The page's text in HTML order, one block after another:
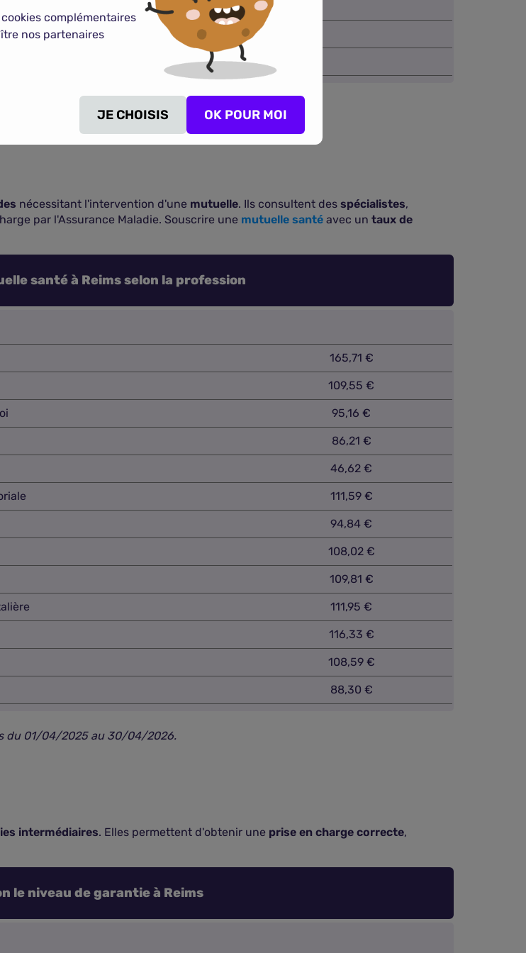
117,78 €
136,82 €
168,76 €
du 01/04/2025 au 30/04/2026.
nécessitant l'intervention d'une mutuelle. Ils consultent des spécialistes,
par l'Assurance Maladie. Souscrire une mutuelle santé avec un taux de
santé à Reims selon la profession
165,71 €
109,55 €
95,16 €
86,21 €
46,62 €
111,59 €
94,84 €
108,02 €
109,81 €
111,95 €
116,33 €
108,59 €
88,30 €
du 01/04/2025 au 30/04/2026.
intermédiaires. Elles permettent d'obtenir une prise en charge correcte,
le niveau de garantie à Reims
complémentaires
nos partenaires
JE CHOISIS OK POUR MOI